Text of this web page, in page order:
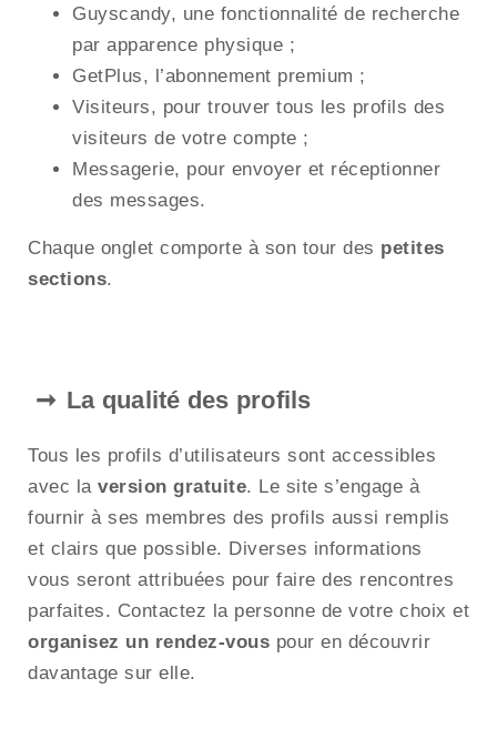
Guyscandy, une fonctionnalité de recherche
par apparence physique ;
GetPlus, l’abonnement premium ;
Visiteurs, pour trouver tous les profils des
visiteurs de votre compte ;
Messagerie, pour envoyer et réceptionner
des messages.
Chaque onglet comporte à son tour des petites
sections.
La qualité des profils
Tous les profils d’utilisateurs sont accessibles
avec la version gratuite. Le site s’engage à
fournir à ses membres des profils aussi remplis
et clairs que possible. Diverses informations
vous seront attribuées pour faire des rencontres
parfaites. Contactez la personne de votre choix et
organisez un rendez-vous pour en découvrir
davantage sur elle.